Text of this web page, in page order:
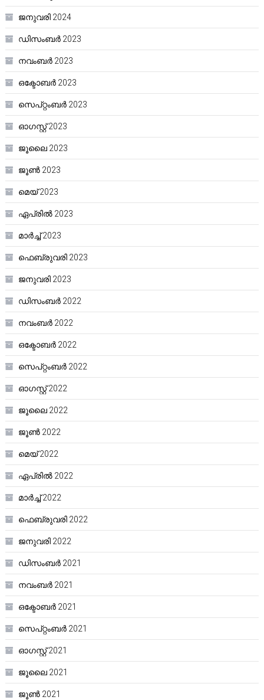
ജനുവരി 2024
ഡിസംബർ 2023
നവംബർ 2023
ഒക്ടോബർ 2023
സെപ്റ്റംബർ 2023
ഓഗസ്റ്റ്‌ 2023
ജൂലൈ 2023
ജൂൺ 2023
മെയ്‌ 2023
ഏപ്രിൽ 2023
മാർച്ച്‌ 2023
ഫെബ്രുവരി 2023
ജനുവരി 2023
ഡിസംബർ 2022
നവംബർ 2022
ഒക്ടോബർ 2022
സെപ്റ്റംബർ 2022
ഓഗസ്റ്റ്‌ 2022
ജൂലൈ 2022
ജൂൺ 2022
മെയ്‌ 2022
ഏപ്രിൽ 2022
മാർച്ച്‌ 2022
ഫെബ്രുവരി 2022
ജനുവരി 2022
ഡിസംബർ 2021
നവംബർ 2021
ഒക്ടോബർ 2021
സെപ്റ്റംബർ 2021
ഓഗസ്റ്റ്‌ 2021
ജൂലൈ 2021
ജൂൺ 2021